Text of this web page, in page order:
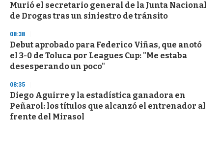
Murió el secretario general de la Junta Nacional
de Drogas tras un siniestro de tránsito
08:38
Debut aprobado para Federico Viñas, que anotó
el 3-0 de Toluca por Leagues Cup: "Me estaba
desesperando un poco"
08:35
Diego Aguirre y la estadística ganadora en
Peñarol: los títulos que alcanzó el entrenador al
frente del Mirasol